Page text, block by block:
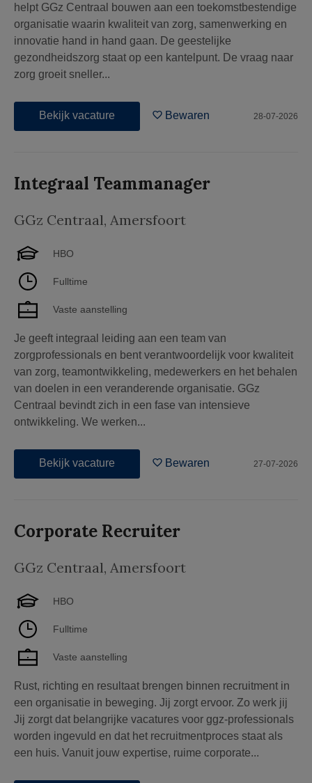
helpt GGz Centraal bouwen aan een toekomstbestendige
organisatie waarin kwaliteit van zorg, samenwerking en
innovatie hand in hand gaan. De geestelijke
gezondheidszorg staat op een kantelpunt. De vraag naar
zorg groeit sneller...
Bekijk vacature Bewaren 28-07-2026
Integraal Teammanager
GGz Centraal, Amersfoort
HBO
Fulltime
Vaste aanstelling
Je geeft integraal leiding aan een team van
zorgprofessionals en bent verantwoordelijk voor kwaliteit
van zorg, teamontwikkeling, medewerkers en het behalen
van doelen in een veranderende organisatie. GGz
Centraal bevindt zich in een fase van intensieve
ontwikkeling. We werken...
Bekijk vacature Bewaren 27-07-2026
Corporate Recruiter
GGz Centraal, Amersfoort
HBO
Fulltime
Vaste aanstelling
Rust, richting en resultaat brengen binnen recruitment in
een organisatie in beweging. Jij zorgt ervoor. Zo werk jij
Jij zorgt dat belangrijke vacatures voor ggz-professionals
worden ingevuld en dat het recruitmentproces staat als
een huis. Vanuit jouw expertise, ruime corporate...